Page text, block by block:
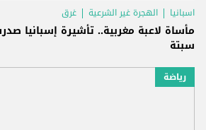
اسبانيا الهجرة غير الشرعية غرق
مأساة لاعبة مغربية.. تأشيرة إسبانيا
سبتة
رياضة